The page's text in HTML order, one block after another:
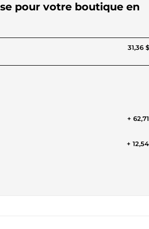
pour votre boutique en
31,36
+
+